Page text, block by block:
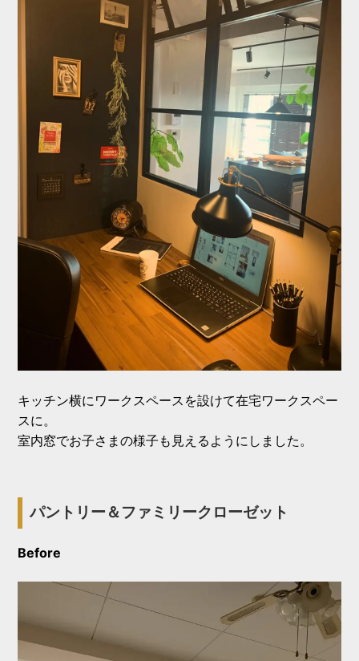
キッチン横にワークスペースを設けて在宅ワークスペー
スに。
室内窓でお子さまの様子も見えるようにしました。
パントリー＆ファミリークローゼット
Before